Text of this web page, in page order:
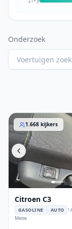
Onderzoek
Citroen C3
1.668 kijkers
Citroen C3
GASOLINE AUTO
Meise